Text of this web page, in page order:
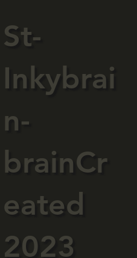
St-
Inkybrai
n-
brainCr
eated
2023